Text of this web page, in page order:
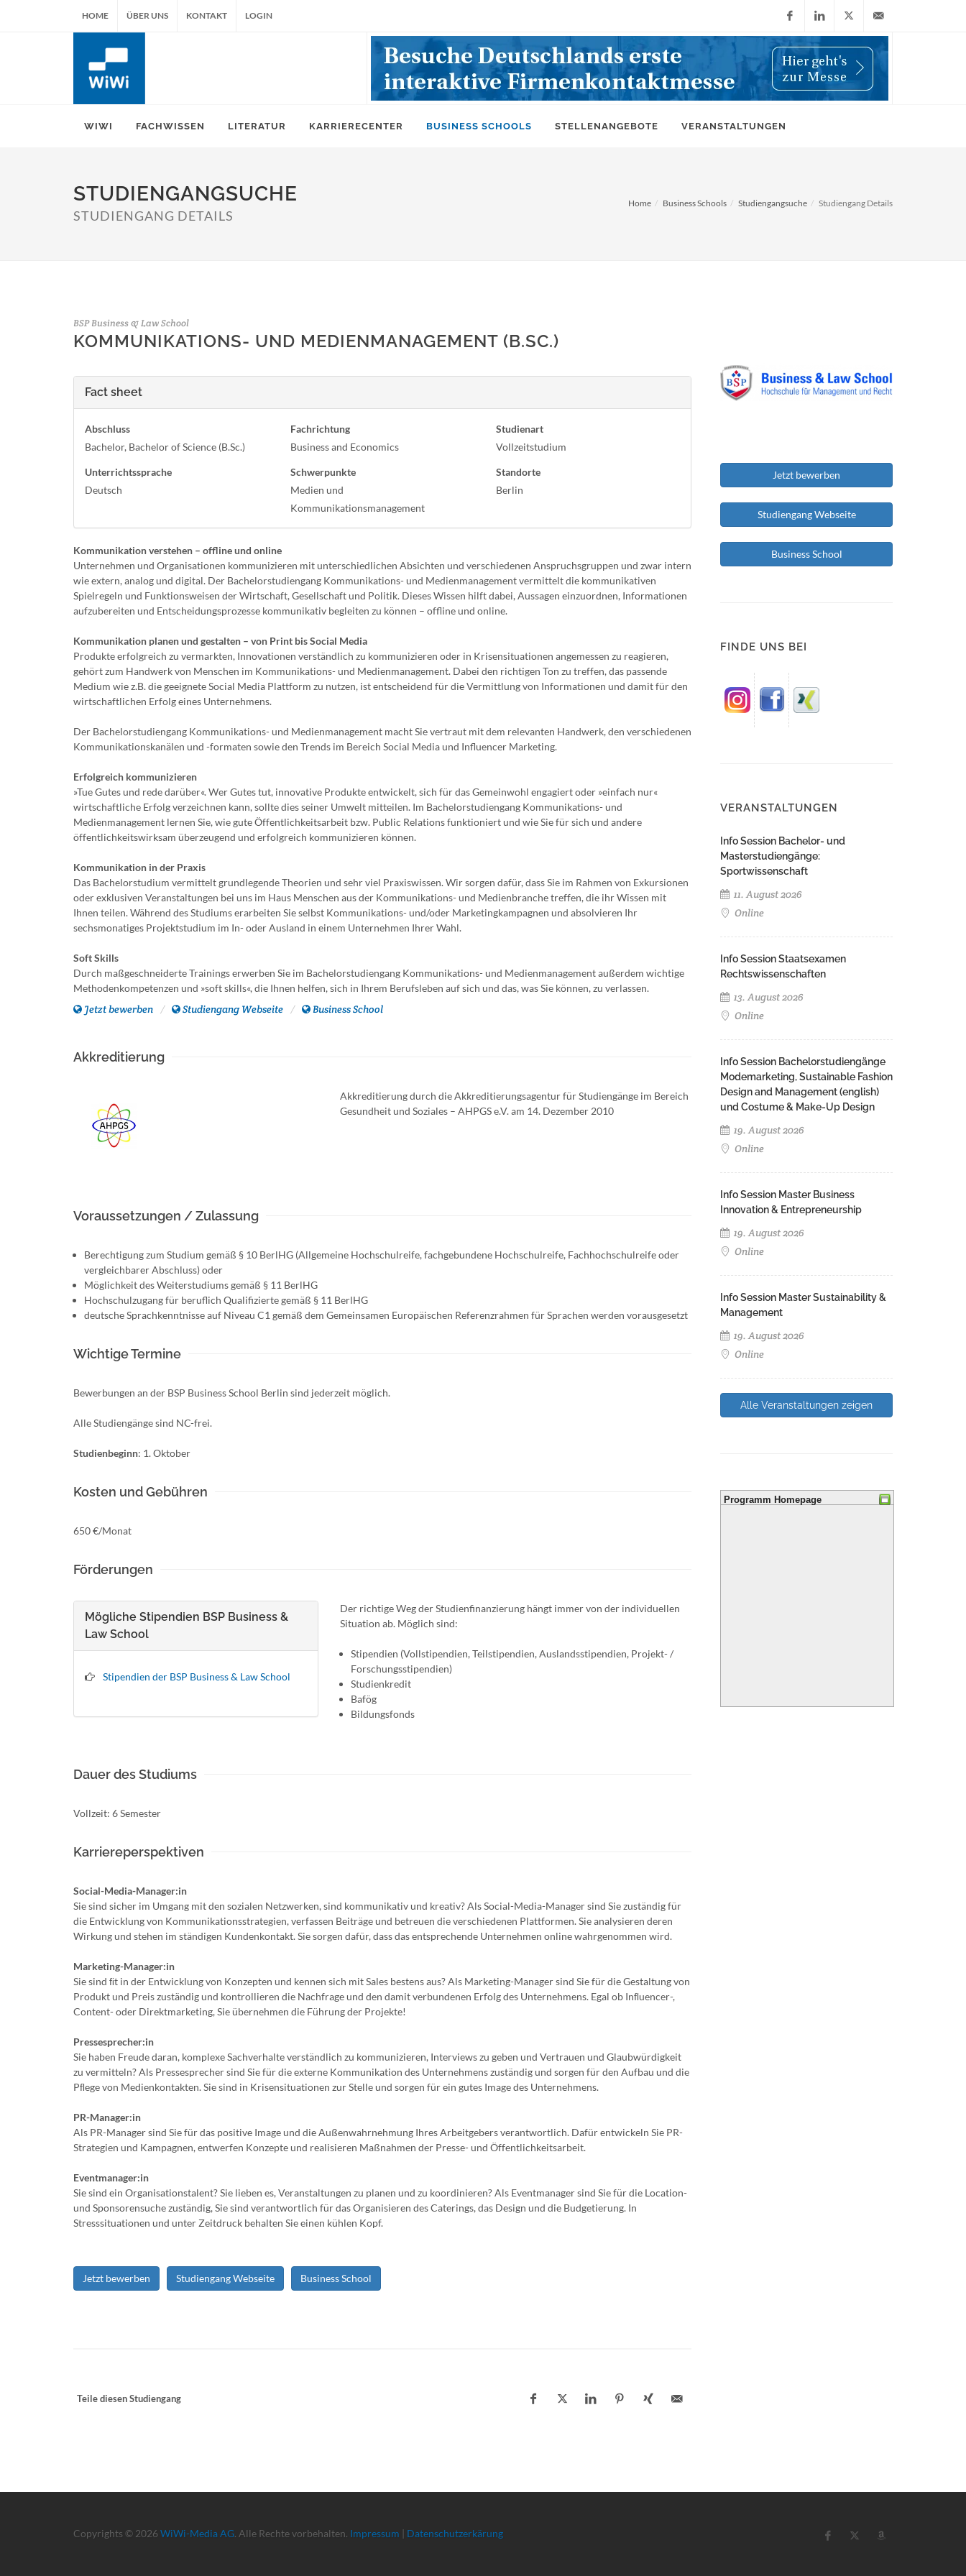
HOME ÜBER UNS KONTAKT LOGIN
FacebookLinkedIn
X
(Twitter)
info@wiwi-
WIWI FACHWISSEN LITERATUR KARRIERECENTER BUSINESS SCHOOLS STELLENANGEBOTE VERANSTALTUNGEN
STUDIENGANGSUCHE
STUDIENGANG DETAILS
Home Business Schools Studiengangsuche Studiengang Details
BSP Business & Law School
KOMMUNIKATIONS- UND MEDIENMANAGEMENT (B.SC.)
Fact sheet
Abschluss
Bachelor, Bachelor of Science (B.Sc.)
Unterrichtssprache
Deutsch
Fachrichtung
Business and Economics
Schwerpunkte
Medien und
Kommunikationsmanagement
Studienart
Vollzeitstudium
Standorte
Berlin
Kommunikation verstehen – offline und online
Unternehmen und Organisationen kommunizieren mit unterschiedlichen Absichten und verschiedenen Anspruchsgruppen und zwar intern
wie extern, analog und digital. Der Bachelorstudiengang Kommunikations- und Medienmanagement vermittelt die kommunikativen
Spielregeln und Funktionsweisen der Wirtschaft, Gesellschaft und Politik. Dieses Wissen hilft dabei, Aussagen einzuordnen, Informationen
aufzubereiten und Entscheidungsprozesse kommunikativ begleiten zu können – offline und online.
Kommunikation planen und gestalten – von Print bis Social Media
Produkte erfolgreich zu vermarkten, Innovationen verständlich zu kommunizieren oder in Krisensituationen angemessen zu reagieren,
gehört zum Handwerk von Menschen im Kommunikations- und Medienmanagement. Dabei den richtigen Ton zu treffen, das passende
Medium wie z.B. die geeignete Social Media Plattform zu nutzen, ist entscheidend für die Vermittlung von Informationen und damit für den
wirtschaftlichen Erfolg eines Unternehmens.
Der Bachelorstudiengang Kommunikations- und Medienmanagement macht Sie vertraut mit dem relevanten Handwerk, den verschiedenen
Kommunikationskanälen und -formaten sowie den Trends im Bereich Social Media und Influencer Marketing.
Erfolgreich kommunizieren
»Tue Gutes und rede darüber«. Wer Gutes tut, innovative Produkte entwickelt, sich für das Gemeinwohl engagiert oder »einfach nur«
wirtschaftliche Erfolg verzeichnen kann, sollte dies seiner Umwelt mitteilen. Im Bachelorstudiengang Kommunikations- und
Medienmanagement lernen Sie, wie gute Öffentlichkeitsarbeit bzw. Public Relations funktioniert und wie Sie für sich und andere
öffentlichkeitswirksam überzeugend und erfolgreich kommunizieren können.
Kommunikation in der Praxis
Das Bachelorstudium vermittelt grundlegende Theorien und sehr viel Praxiswissen. Wir sorgen dafür, dass Sie im Rahmen von Exkursionen
oder exklusiven Veranstaltungen bei uns im Haus Menschen aus der Kommunikations- und Medienbranche treffen, die ihr Wissen mit
Ihnen teilen. Während des Studiums erarbeiten Sie selbst Kommunikations- und/oder Marketingkampagnen und absolvieren Ihr
sechsmonatiges Projektstudium im In- oder Ausland in einem Unternehmen Ihrer Wahl.
Soft Skills
Durch maßgeschneiderte Trainings erwerben Sie im Bachelorstudiengang Kommunikations- und Medienmanagement außerdem wichtige
Methodenkompetenzen und »soft skills«, die Ihnen helfen, sich in Ihrem Berufsleben auf sich und das, was Sie können, zu verlassen.
Jetzt bewerben Studiengang Webseite Business School
Akkreditierung
Akkreditierung durch die Akkreditierungsagentur für Studiengänge im Bereich
Gesundheit und Soziales – AHPGS e.V. am 14. Dezember 2010
Voraussetzungen / Zulassung
Berechtigung zum Studium gemäß § 10 BerlHG (Allgemeine Hochschulreife, fachgebundene Hochschulreife, Fachhochschulreife oder
vergleichbarer Abschluss) oder
Möglichkeit des Weiterstudiums gemäß § 11 BerlHG
Hochschulzugang für beruflich Qualifizierte gemäß § 11 BerlHG
deutsche Sprachkenntnisse auf Niveau C1 gemäß dem Gemeinsamen Europäischen Referenzrahmen für Sprachen werden vorausgesetzt
Wichtige Termine
Bewerbungen an der BSP Business School Berlin sind jederzeit möglich.
Alle Studiengänge sind NC-frei.
Studienbeginn: 1. Oktober
Kosten und Gebühren
650 €/Monat
Förderungen
Mögliche Stipendien BSP Business &
Law School
Stipendien der BSP Business & Law School
Der richtige Weg der Studienfinanzierung hängt immer von der individuellen
Situation ab. Möglich sind:
Stipendien (Vollstipendien, Teilstipendien, Auslandsstipendien, Projekt- /
Forschungsstipendien)
Studienkredit
Bafög
Bildungsfonds
Dauer des Studiums
Vollzeit: 6 Semester
Karriereperspektiven
Social-Media-Manager:in
Sie sind sicher im Umgang mit den sozialen Netzwerken, sind kommunikativ und kreativ? Als Social-Media-Manager sind Sie zuständig für
die Entwicklung von Kommunikationsstrategien, verfassen Beiträge und betreuen die verschiedenen Plattformen. Sie analysieren deren
Wirkung und stehen im ständigen Kundenkontakt. Sie sorgen dafür, dass das entsprechende Unternehmen online wahrgenommen wird.
Marketing-Manager:in
Sie sind ﬁt in der Entwicklung von Konzepten und kennen sich mit Sales bestens aus? Als Marketing-Manager sind Sie für die Gestaltung von
Produkt und Preis zuständig und kontrollieren die Nachfrage und den damit verbundenen Erfolg des Unternehmens. Egal ob Inﬂuencer-,
Content- oder Direktmarketing, Sie übernehmen die Führung der Projekte!
Pressesprecher:in
Sie haben Freude daran, komplexe Sachverhalte verständlich zu kommunizieren, Interviews zu geben und Vertrauen und Glaubwürdigkeit
zu vermitteln? Als Pressesprecher sind Sie für die externe Kommunikation des Unternehmens zuständig und sorgen für den Aufbau und die
Pﬂege von Medienkontakten. Sie sind in Krisensituationen zur Stelle und sorgen für ein gutes Image des Unternehmens.
PR-Manager:in
Als PR-Manager sind Sie für das positive Image und die Außenwahrnehmung Ihres Arbeitgebers verantwortlich. Dafür entwickeln Sie PR-
Strategien und Kampagnen, entwerfen Konzepte und realisieren Maßnahmen der Presse- und Öffentlichkeitsarbeit.
Eventmanager:in
Sie sind ein Organisationstalent? Sie lieben es, Veranstaltungen zu planen und zu koordinieren? Als Eventmanager sind Sie für die Location-
und Sponsorensuche zuständig, Sie sind verantwortlich für das Organisieren des Caterings, das Design und die Budgetierung. In
Stresssituationen und unter Zeitdruck behalten Sie einen kühlen Kopf.
Jetzt bewerben Studiengang Webseite Business School
Teile diesen Studiengang
Jetzt bewerben
Studiengang Webseite
Business School
FINDE UNS BEI
VERANSTALTUNGEN
Info Session Bachelor- und
Masterstudiengänge:
Sportwissenschaft
11. August 2026
Online
Info Session Staatsexamen
Rechtswissenschaften
13. August 2026
Online
Info Session Bachelorstudiengänge
Modemarketing, Sustainable Fashion
Design and Management (english)
und Costume & Make-Up Design
19. August 2026
Online
Info Session Master Business
Innovation & Entrepreneurship
19. August 2026
Online
Info Session Master Sustainability &
Management
19. August 2026
Online
Alle Veranstaltungen zeigen
Copyrights © 2026 WiWi-Media AG. Alle Rechte vorbehalten. Impressum | Datenschutzerkärung
Programm Homepage